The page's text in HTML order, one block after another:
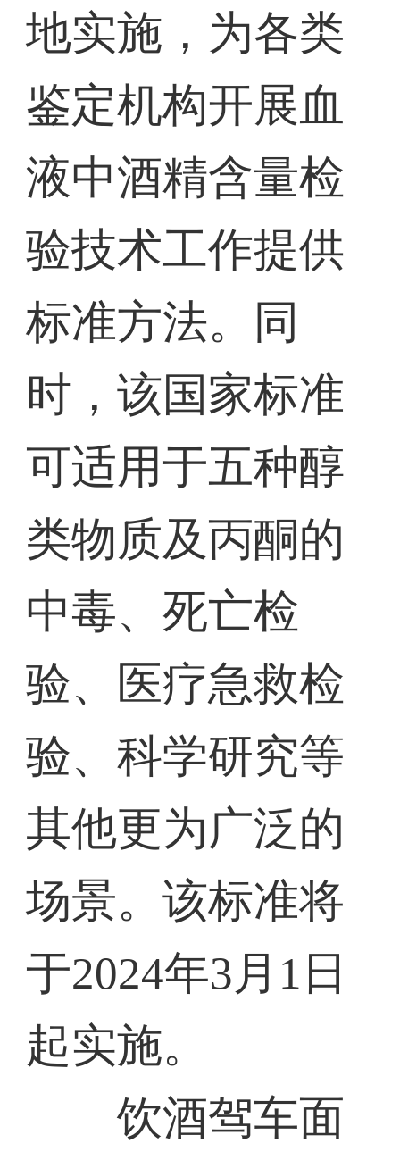
地实施，为各类
鉴定机构开展血
液中酒精含量检
验技术工作提供
标准方法。同
时，该国家标准
可适用于五种醇
类物质及丙酮的
中毒、死亡检
验、医疗急救检
验、科学研究等
其他更为广泛的
场景。该标准将
于2024年3月1日
起实施。
饮酒驾车面